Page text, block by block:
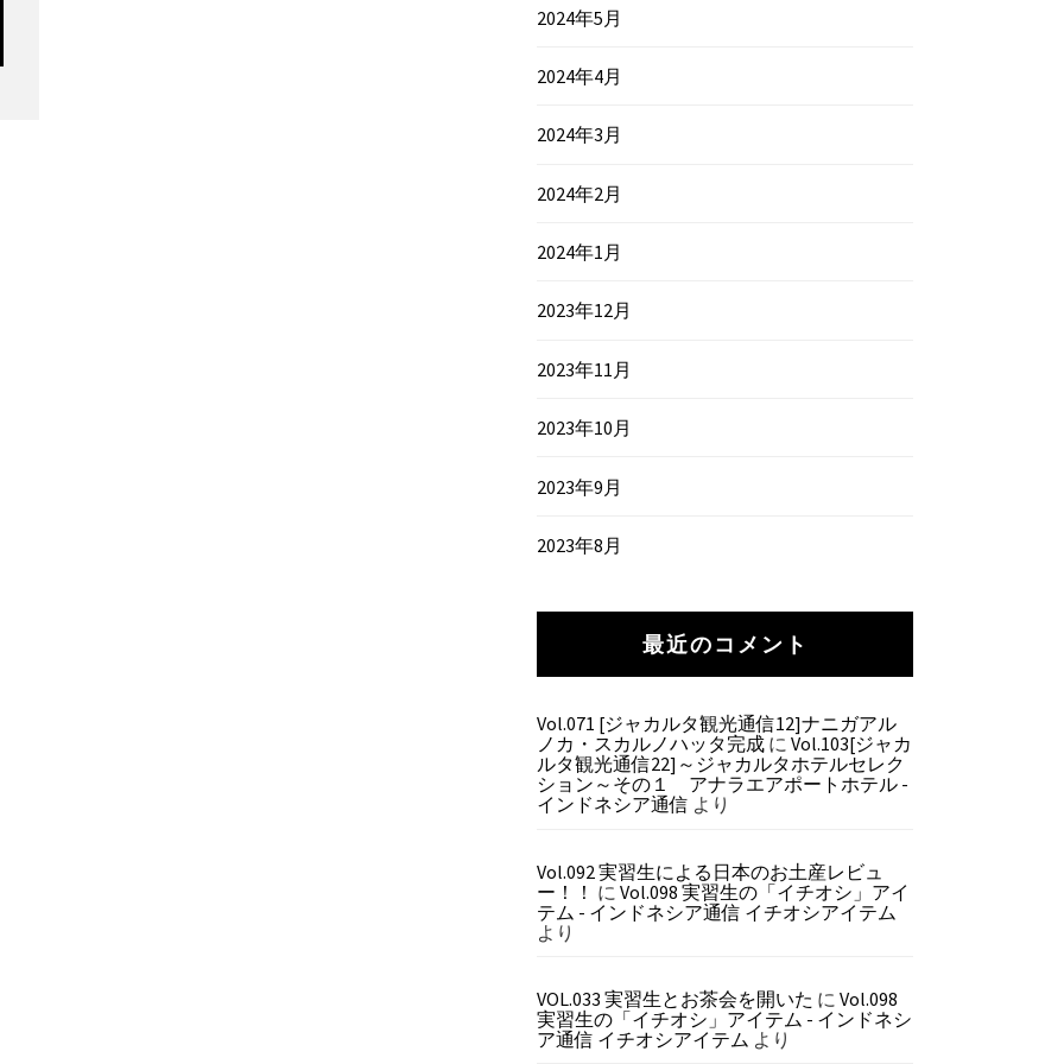
2024年5月
2024年4月
2024年3月
2024年2月
2024年1月
2023年12月
2023年11月
2023年10月
2023年9月
2023年8月
最近のコメント
Vol.071 [ジャカルタ観光通信12]ナニガアル
ノカ・スカルノハッタ完成 に Vol.103[ジャカ
ルタ観光通信22]～ジャカルタホテルセレク
ション～その１ アナラエアポートホテル -
インドネシア通信 より
Vol.092 実習生による日本のお土産レビュ
ー！！ に Vol.098 実習生の「イチオシ」アイ
テム - インドネシア通信 イチオシアイテム
より
VOL.033 実習生とお茶会を開いた に Vol.098
実習生の「イチオシ」アイテム - インドネシ
ア通信 イチオシアイテム より